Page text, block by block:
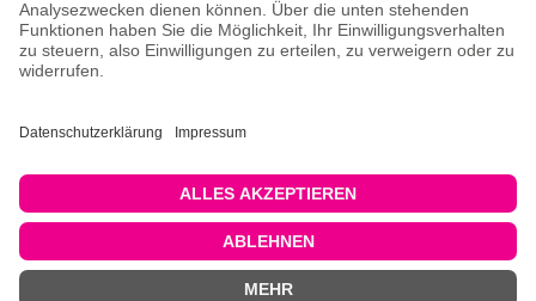
polarisierenden Gläsern